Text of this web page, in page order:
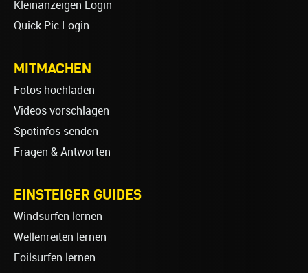
Kleinanzeigen Login
Quick Pic Login
MITMACHEN
Fotos hochladen
Videos vorschlagen
Spotinfos senden
Fragen & Antworten
EINSTEIGER GUIDES
Windsurfen lernen
Wellenreiten lernen
Foilsurfen lernen